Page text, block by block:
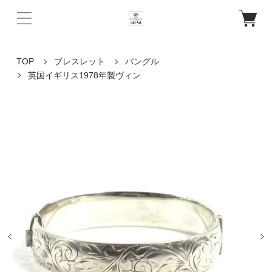
TOP ブレスレット
バングル
英国イギリス1978年製ヴィン